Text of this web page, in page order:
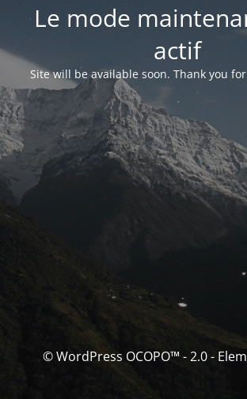
Le mode
actif
Site will be available soon. Thank you
© WordPress OCOPO™ - 2.0 -